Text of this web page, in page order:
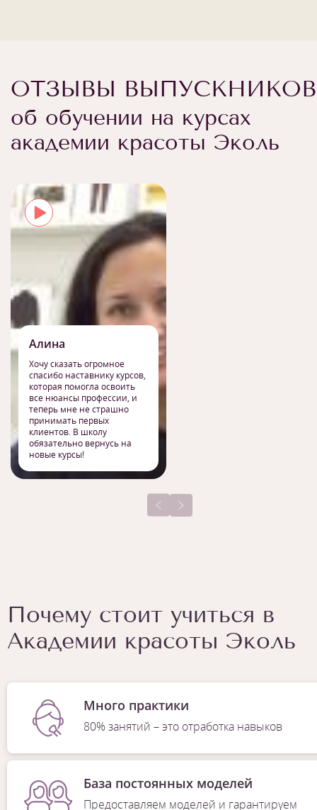
ОТЗЫВЫ ВЫПУСКНИКОВ
об обучении на курсах
академии красоты Эколь
Алина
Хочу сказать огромное
спасибо наставнику курсов,
которая помогла освоить
все нюансы профессии, и
теперь мне не страшно
принимать первых
клиентов. В школу
обязательно вернусь на
новые курсы!
Почему стоит учиться в
Академии красоты Эколь
Много практики
80% занятий – это отработка навыков
База постоянных моделей
Предоставляем моделей и гарантируем